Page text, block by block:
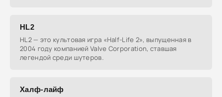
HL2
HL2 — это культовая игра «Half-Life 2», выпущенная в
2004 году компанией Valve Corporation, ставшая
легендой среди шутеров.
Халф-лайф